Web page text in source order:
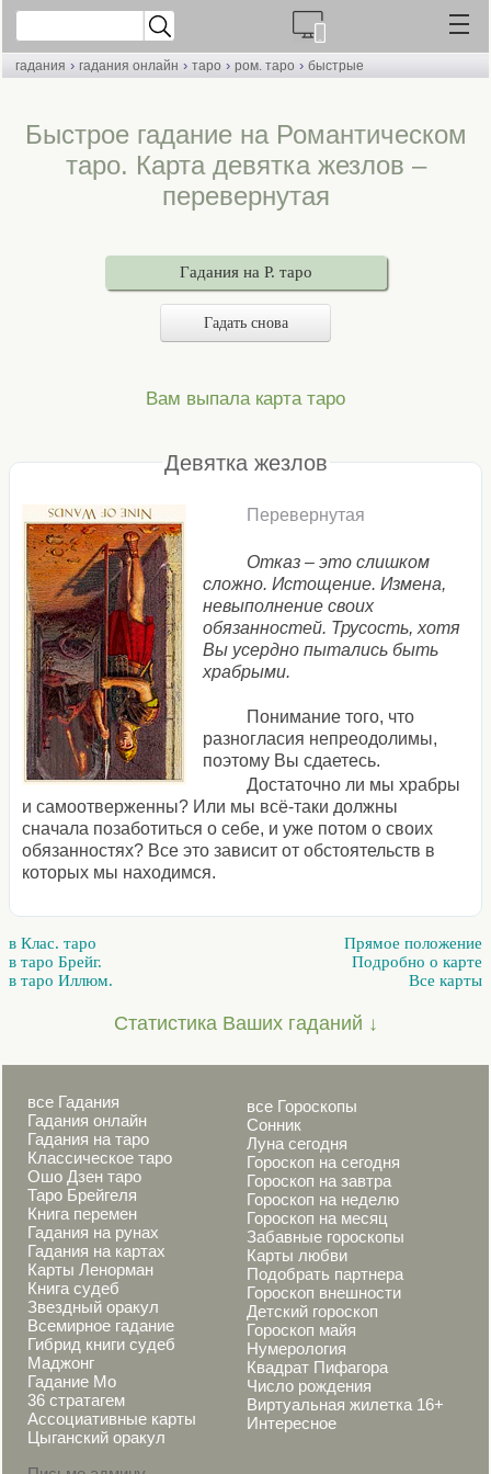
гадания › гадания онлайн › таро › ром. таро › быстрые
Быстрое гадание на Романтическом
таро. Карта девятка жезлов –
перевернутая
Гадания на Р. таро
Гадать снова
Вам выпала карта таро
Девятка жезлов
Перевернутая
Отказ – это слишком
сложно. Истощение. Измена,
невыполнение своих
обязанностей. Трусость, хотя
Вы усердно пытались быть
храбрыми.
Понимание того, что
разногласия непреодолимы,
поэтому Вы сдаетесь.
Достаточно ли мы храбры
и самоотверженны? Или мы всё-таки должны
сначала позаботиться о себе, и уже потом о своих
обязанностях? Все это зависит от обстоятельств в
которых мы находимся.
в Клас. таро
в таро Брейг.
в таро Иллюм.
Прямое положение
Подробно о карте
Все карты
Статистика Ваших гаданий ↓
все Гадания
Гадания онлайн
Гадания на таро
Классическое таро
Ошо Дзен таро
Таро Брейгеля
Книга перемен
Гадания на рунах
Гадания на картах
Карты Ленорман
Книга судеб
Звездный оракул
Всемирное гадание
Гибрид книги судеб
Маджонг
Гадание Мо
36 стратагем
Ассоциативные карты
Цыганский оракул
все Гороскопы
Сонник
Луна сегодня
Гороскоп на сегодня
Гороскоп на завтра
Гороскоп на неделю
Гороскоп на месяц
Забавные гороскопы
Карты любви
Подобрать партнера
Гороскоп внешности
Детский гороскоп
Гороскоп майя
Нумерология
Квадрат Пифагора
Число рождения
Виртуальная жилетка 16+
Интересное